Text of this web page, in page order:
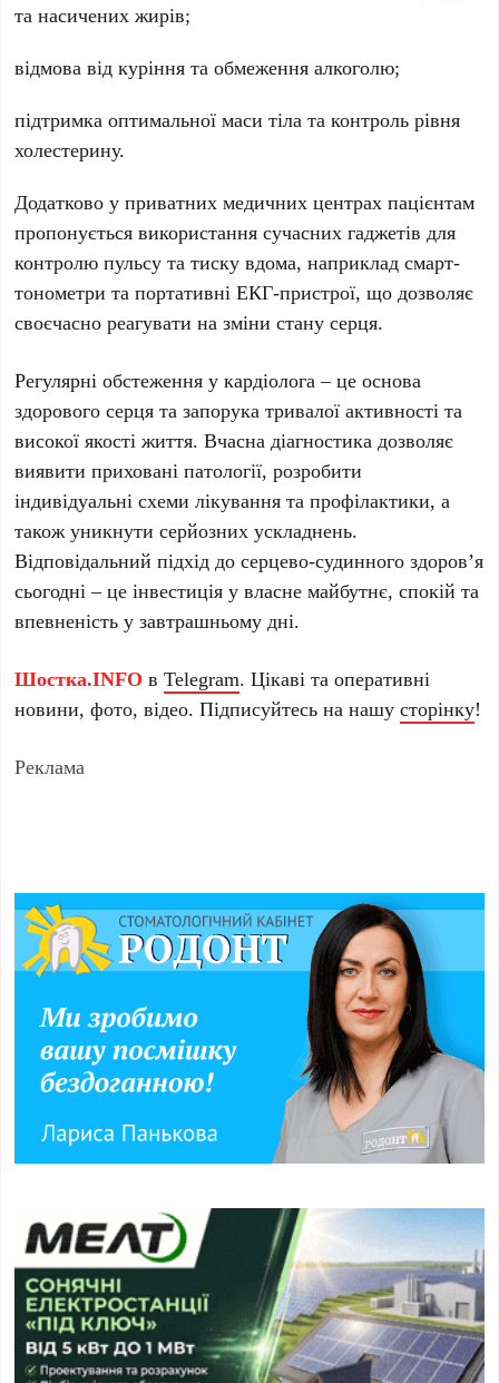
та насичених жирів;
відмова від куріння та обмеження алкоголю;
підтримка оптимальної маси тіла та контроль рівня
холестерину.
Додатково у приватних медичних центрах пацієнтам
пропонується використання сучасних гаджетів для
контролю пульсу та тиску вдома, наприклад смарт-
тонометри та портативні ЕКГ-пристрої, що дозволяє
своєчасно реагувати на зміни стану серця.
Регулярні обстеження у кардіолога – це основа
здорового серця та запорука тривалої активності та
високої якості життя. Вчасна діагностика дозволяє
виявити приховані патології, розробити
індивідуальні схеми лікування та профілактики, а
також уникнути серйозних ускладнень.
Відповідальний підхід до серцево-судинного здоров’я
сьогодні – це інвестиція у власне майбутнє, спокій та
впевненість у завтрашньому дні.
Шостка.INFO вTelegram. Цікаві та оперативні
новини, фото, відео. Підписуйтесь на нашусторінку!
Реклама